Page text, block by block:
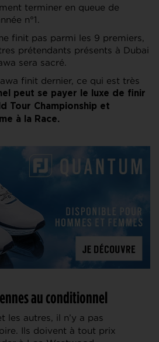
terminer en queue de
n°1.
finit pas parmi les 9 premiers,
prétendants présents à Dubai
sera sacré.
finit dernier, ce qui est très
peut se payer le luxe de finir
Tour Championship et
à la Race.
au conditionnel
les autres, il n’y a pas
Ils doivent à tout prix